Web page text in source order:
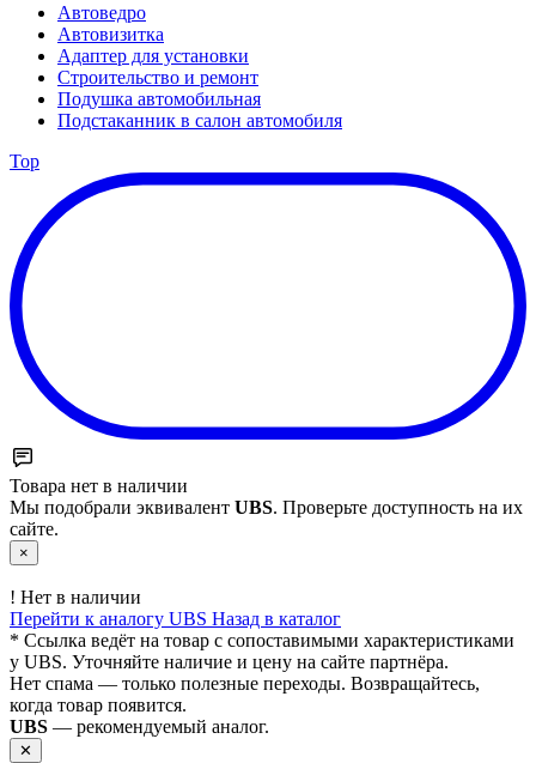
Автоведро
Автовизитка
Адаптер для установки
Строительство и ремонт
Подушка автомобильная
Подстаканник в салон автомобиля
Top
Товара нет в наличии
Мы подобрали эквивалент UBS. Проверьте доступность на их
сайте.
×
! Нет в наличии
Перейти к аналогу UBS Назад в каталог
* Ссылка ведёт на товар с сопоставимыми характеристиками
у UBS. Уточняйте наличие и цену на сайте партнёра.
Нет спама — только полезные переходы. Возвращайтесь,
когда товар появится.
UBS — рекомендуемый аналог.
✕